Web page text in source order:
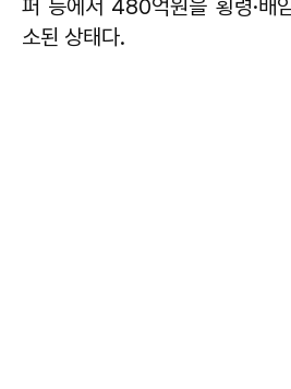
퍼 등에서 480억원을 횡령·배
소된 상태다.